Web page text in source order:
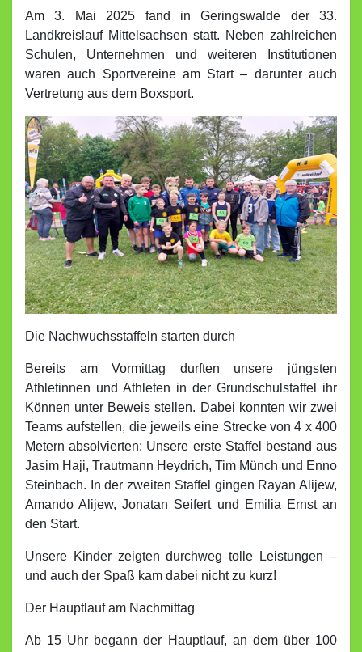
Am 3. Mai 2025 fand in Geringswalde der 33.
Landkreislauf Mittelsachsen statt. Neben zahlreichen
Schulen, Unternehmen und weiteren Institutionen
waren auch Sportvereine am Start – darunter auch
Vertretung aus dem Boxsport.
Die Nachwuchsstaffeln starten durch
Bereits am Vormittag durften unsere jüngsten
Athletinnen und Athleten in der Grundschulstaffel ihr
Können unter Beweis stellen. Dabei konnten wir zwei
Teams aufstellen, die jeweils eine Strecke von 4 x 400
Metern absolvierten: Unsere erste Staffel bestand aus
Jasim Haji, Trautmann Heydrich, Tim Münch und Enno
Steinbach. In der zweiten Staffel gingen Rayan Alijew,
Amando Alijew, Jonatan Seifert und Emilia Ernst an
den Start.
Unsere Kinder zeigten durchweg tolle Leistungen –
und auch der Spaß kam dabei nicht zu kurz!
Der Hauptlauf am Nachmittag
Ab 15 Uhr begann der Hauptlauf, an dem über 100